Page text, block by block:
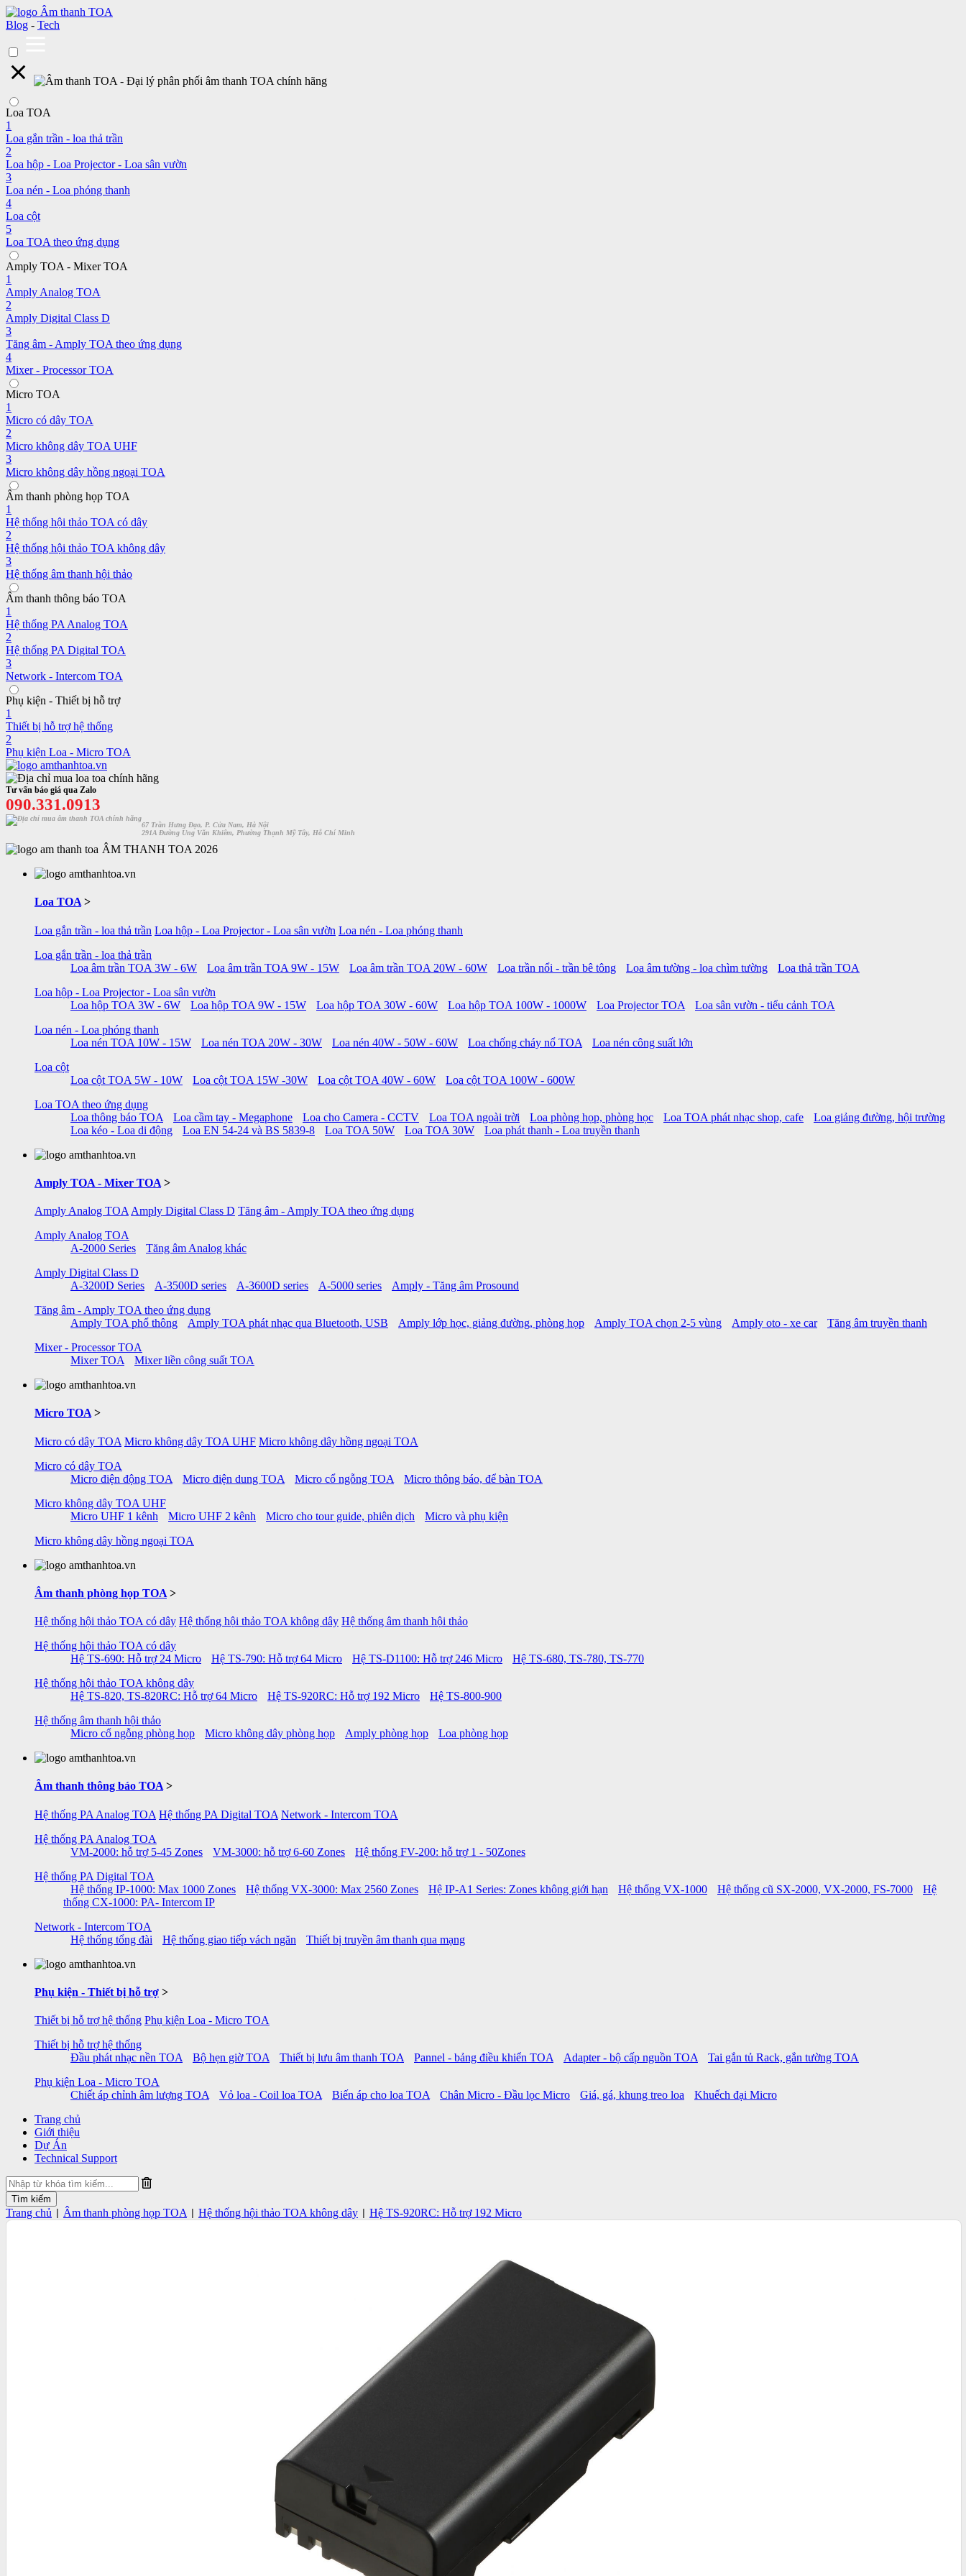
Blog - Tech
Loa TOA
1
Loa gắn trần - loa thả trần
2
Loa hộp - Loa Projector - Loa sân vườn
3
Loa nén - Loa phóng thanh
4
Loa cột
5
Loa TOA theo ứng dụng
Amply TOA - Mixer TOA
1
Amply Analog TOA
2
Amply Digital Class D
3
Tăng âm - Amply TOA theo ứng dụng
4
Mixer - Processor TOA
Micro TOA
1
Micro có dây TOA
2
Micro không dây TOA UHF
3
Micro không dây hồng ngoại TOA
Âm thanh phòng họp TOA
1
Hệ thống hội thảo TOA có dây
2
Hệ thống hội thảo TOA không dây
3
Hệ thống âm thanh hội thảo
Âm thanh thông báo TOA
1
Hệ thống PA Analog TOA
2
Hệ thống PA Digital TOA
3
Network - Intercom TOA
Phụ kiện - Thiết bị hỗ trợ
1
Thiết bị hỗ trợ hệ thống
2
Phụ kiện Loa - Micro TOA
Tư vấn báo giá qua Zalo
090.331.0913
67 Trần Hưng Đạo, P. Cửa Nam, Hà Nội
291A Đường Ung Văn Khiêm, Phường Thạnh Mỹ Tây, Hỗ Chí Minh
ÂM THANH TOA 2026
Loa TOA >
Loa gắn trần - loa thả trần Loa hộp - Loa Projector - Loa sân vườn Loa nén - Loa phóng thanh
Loa gắn trần - loa thả trần
Loa âm trần TOA 3W - 6W
Loa âm trần TOA 9W - 15W Loa âm trần TOA 20W - 60W Loa trần nổi - trần bê tông Loa âm tường - loa chìm tường
Loa thả trần TOA
Loa hộp - Loa Projector - Loa sân vườn
Loa hộp TOA 3W - 6W
Loa hộp TOA 9W - 15W Loa hộp TOA 30W - 60W Loa hộp TOA 100W - 1000W Loa Projector TOA
Loa sân vườn - tiểu cảnh TOA
Loa nén - Loa phóng thanh
Loa nén TOA 10W - 15W
Loa nén TOA 20W - 30W Loa nén 40W - 50W - 60W Loa chống cháy nổ TOA
Loa nén công suất lớn
Loa cột
Loa cột TOA 5W - 10W
Loa cột TOA 15W -30W Loa cột TOA 40W - 60W
Loa cột TOA 100W - 600W
Loa TOA theo ứng dụng
Loa thông báo TOA
Loa cầm tay - Megaphone Loa cho Camera - CCTV Loa TOA ngoài trời Loa phòng họp, phòng học Loa TOA phát nhạc shop, cafe
Loa giảng đường, hội trường
Loa kéo - Loa di động
Loa EN 54-24 và BS 5839-8 Loa TOA 50W Loa TOA 30W Loa phát thanh - Loa truyền thanh
Amply TOA - Mixer TOA >
Amply Analog TOA Amply Digital Class D Tăng âm - Amply TOA theo ứng dụng
Amply Analog TOA
A-2000 Series
Tăng âm Analog khác
Amply Digital Class D
A-3200D Series
A-3500D series A-3600D series A-5000 series
Amply - Tăng âm Prosound
Tăng âm - Amply TOA theo ứng dụng
Amply TOA phổ thông
Amply TOA phát nhạc qua Bluetooth, USB Amply lớp học, giảng đường, phòng họp Amply TOA chọn 2-5 vùng Amply oto - xe car
Tăng âm truyền thanh
Mixer - Processor TOA
Mixer TOA
Mixer liền công suất TOA
Micro TOA >
Micro có dây TOA Micro không dây TOA UHF Micro không dây hồng ngoại TOA
Micro có dây TOA
Micro điện động TOA
Micro điện dung TOA Micro cổ ngỗng TOA
Micro thông báo, để bàn TOA
Micro không dây TOA UHF
Micro UHF 1 kênh
Micro UHF 2 kênh Micro cho tour guide, phiên dịch
Micro và phụ kiện
Micro không dây hồng ngoại TOA
Âm thanh phòng họp TOA >
Hệ thống hội thảo TOA có dây Hệ thống hội thảo TOA không dây Hệ thống âm thanh hội thảo
Hệ thống hội thảo TOA có dây
Hệ TS-690: Hỗ trợ 24 Micro
Hệ TS-790: Hỗ trợ 64 Micro Hệ TS-D1100: Hỗ trợ 246 Micro
Hệ TS-680, TS-780, TS-770
Hệ thống hội thảo TOA không dây
Hệ TS-820, TS-820RC: Hỗ trợ 64 Micro
Hệ TS-920RC: Hỗ trợ 192 Micro
Hệ TS-800-900
Hệ thống âm thanh hội thảo
Micro cổ ngỗng phòng họp
Micro không dây phòng họp Amply phòng họp Loa phòng họp
Âm thanh thông báo TOA >
Hệ thống PA Analog TOA Hệ thống PA Digital TOA Network - Intercom TOA
Hệ thống PA Analog TOA
VM-2000: hỗ trợ 5-45 Zones
VM-3000: hỗ trợ 6-60 Zones
Hệ thống FV-200: hỗ trợ 1 - 50Zones
Hệ thống PA Digital TOA
Hệ thống IP-1000: Max 1000 Zones
Hệ thống VX-3000: Max 2560 Zones Hệ IP-A1 Series: Zones không giới hạn Hệ thống VX-1000 Hệ thống cũ SX-2000, VX-2000, FS-7000
Hệ
thống CX-1000: PA- Intercom IP
Network - Intercom TOA
Hệ thống tổng đài
Hệ thống giao tiếp vách ngăn Thiết bị truyền âm thanh qua mạng
Phụ kiện - Thiết bị hỗ trợ >
Thiết bị hỗ trợ hệ thống Phụ kiện Loa - Micro TOA
Thiết bị hỗ trợ hệ thống
Đầu phát nhạc nền TOA
Bộ hẹn giờ TOA Thiết bị lưu âm thanh TOA Pannel - bảng điều khiển TOA Adapter - bộ cấp nguồn TOA
Tai gắn tủ Rack, gắn tường TOA
Phụ kiện Loa - Micro TOA
Chiết áp chỉnh âm lượng TOA
Vỏ loa - Coil loa TOA Biến áp cho loa TOA Chân Micro - Đầu lọc Micro Giá, gá, khung treo loa
Khuếch đại Micro
Trang chủ
Giới thiệu
Dự Án
Technical Support
Trang chủ Âm thanh phòng họp TOA Hệ thống hội thảo TOA không dây Hệ TS-920RC: Hỗ trợ 192 Micro